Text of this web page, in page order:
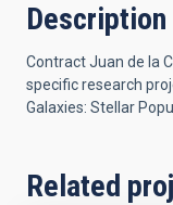
Description
Contract Juan de la
specific research
Galaxies: Stellar
Related